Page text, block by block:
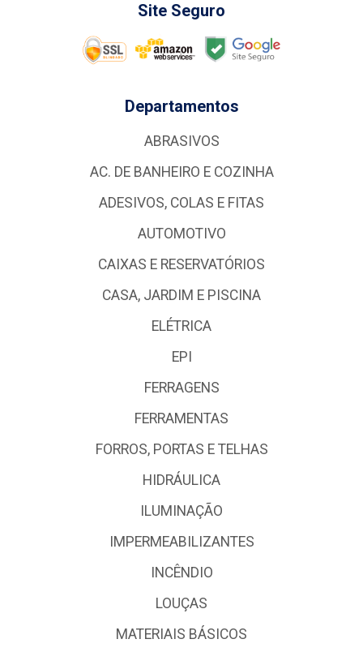
Site Seguro
Departamentos
ABRASIVOS
AC. DE BANHEIRO E COZINHA
ADESIVOS, COLAS E FITAS
AUTOMOTIVO
CAIXAS E RESERVATÓRIOS
CASA, JARDIM E PISCINA
ELÉTRICA
EPI
FERRAGENS
FERRAMENTAS
FORROS, PORTAS E TELHAS
HIDRÁULICA
ILUMINAÇÃO
IMPERMEABILIZANTES
INCÊNDIO
LOUÇAS
MATERIAIS BÁSICOS